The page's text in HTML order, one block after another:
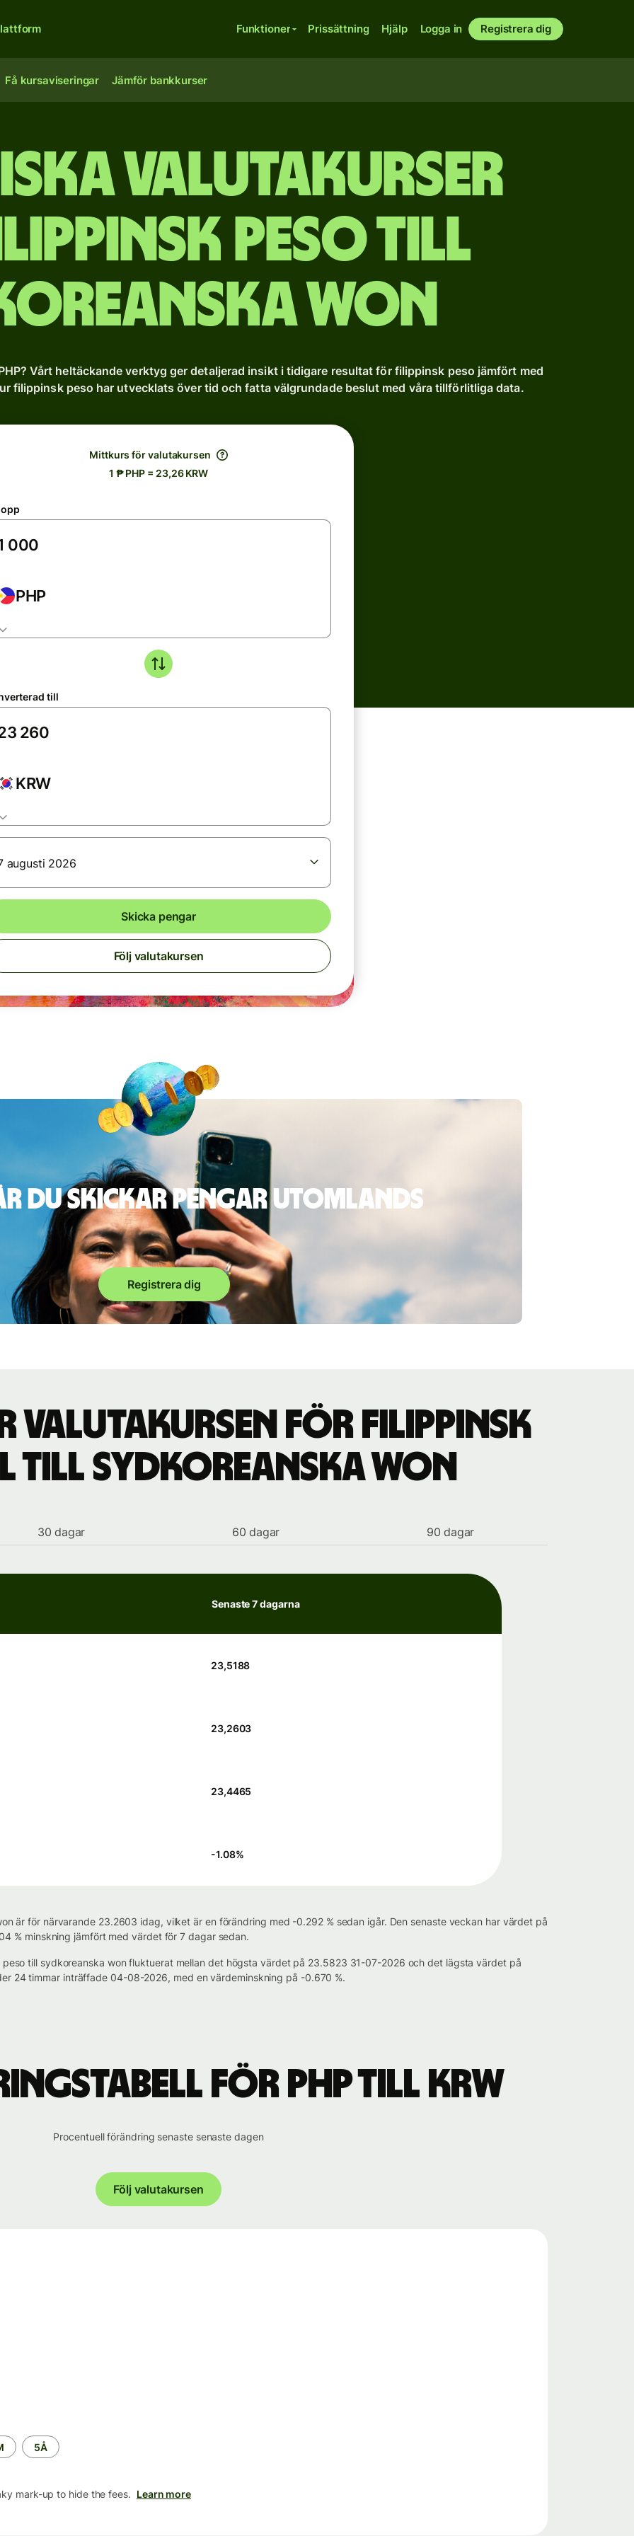
Funktioner Prissättning Hjälp Logga in Registrera dig
Få kursaviseringar Jämför bankkurser
valutakurser
peso till
won
Vårt heltäckande verktyg ger detaljerad insikt i tidigare resultat för filippinsk peso jämfört med
filippinsk peso har utvecklats över tid och fatta välgrundade beslut med våra tillförlitliga data.
Mittkurs för valutakursen
1 ₱ PHP = 23,26 KRW
PHP
till
KRW
augusti 2026
Skicka pengar
Följ valutakursen
du skickar pengar utomlands
Registrera dig
valutakursen för filippinsk
till sydkoreanska won
30 dagar 60 dagar 90 dagar
Senaste 7 dagarna
23,5188
23,2603
23,4465
-1.08%
är för närvarande 23.2603 idag, vilket är en förändring med -0.292 % sedan igår. Den senaste veckan har värdet på
% minskning jämfört med värdet för 7 dagar sedan.
till sydkoreanska won fluktuerat mellan det högsta värdet på 23.5823 31-07-2026 och det lägsta värdet på
24 timmar inträffade 04-08-2026, med en värdeminskning på -0.670 %.
för PHP till KRW
Procentuell förändring senaste senaste dagen
Följ valutakursen
5Å
mark-up to hide the fees. Learn more